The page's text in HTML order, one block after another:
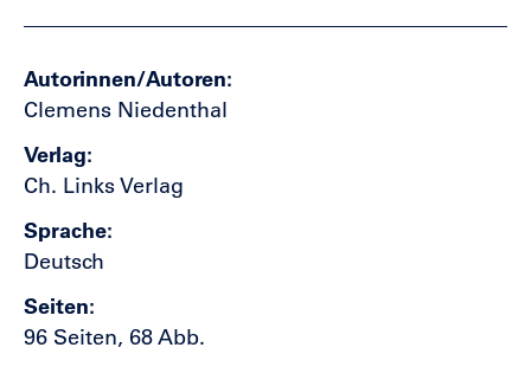
Autorinnen/Autoren
Clemens Niedenthal
Verlag
Ch. Links Verlag
Sprache
Deutsch
Seiten
96 Seiten, 68 Abb.